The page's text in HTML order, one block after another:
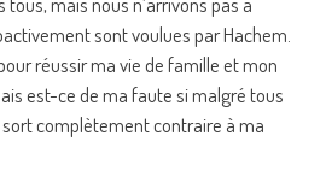
sont voulues par Hachem.
réussir ma vie de famille et mon
est-ce de ma faute si malgré tous
complètement contraire à ma